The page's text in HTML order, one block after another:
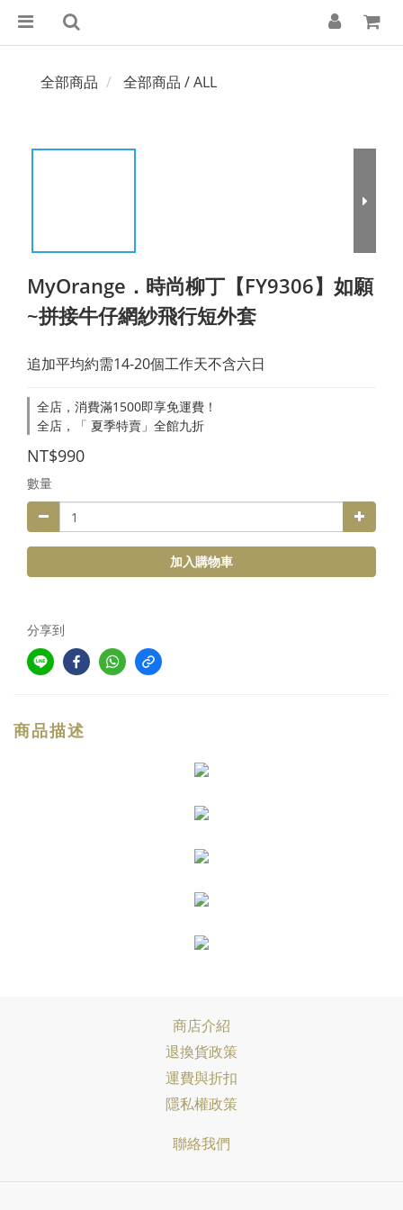
全部商品 全部商品 / ALL
MyOrange．時尚柳丁【FY9306】如願
~拼接牛仔網紗飛行短外套
追加平均約需14-20個工作天不含六日
全店，消費滿1500即享免運費！
全店，「 夏季特賣」全館九折
NT$990
數量
加入購物車
分享到
商品描述
商店介紹
退換貨政策
運費與折扣
隱私權政策
聯絡我們